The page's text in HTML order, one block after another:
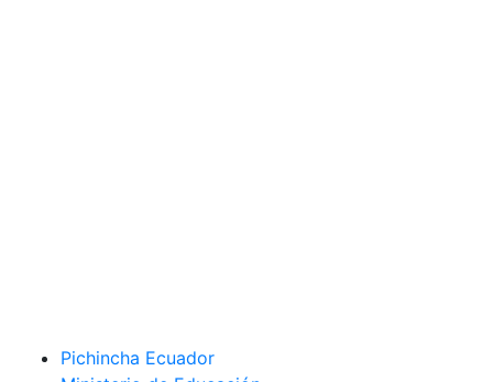
Pichincha Ecuador